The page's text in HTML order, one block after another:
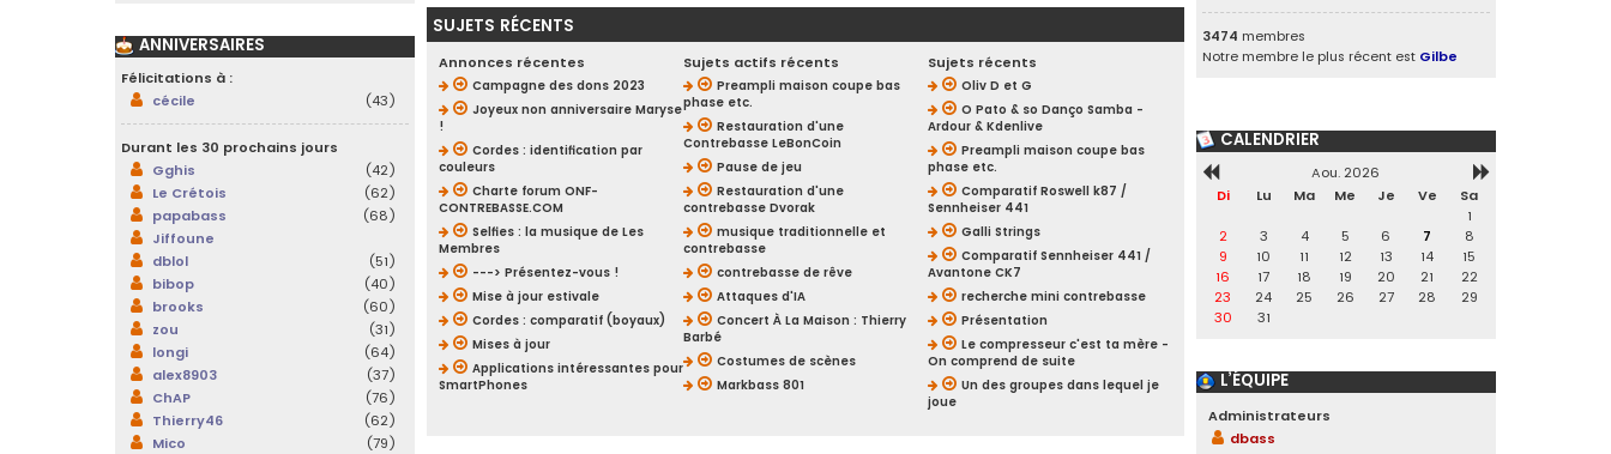
SUJETS RÉCENTS
Annonces récentes Sujets actifs récents Sujets récents
Campagne des dons 2023
Joyeux non anniversaire Maryse
!
Cordes : identification par
couleurs
Charte forum ONF-
CONTREBASSE.COM
Selfies : la musique de Les
Membres
---> Présentez-vous !
Mise à jour estivale
Cordes : comparatif (boyaux)
Mises à jour
Applications intéressantes pour
SmartPhones
Preampli maison coupe bas
phase etc.
Restauration d'une
Contrebasse LeBonCoin
Pause de jeu
Restauration d'une
contrebasse Dvorak
musique traditionnelle et
contrebasse
contrebasse de rêve
Attaques d'IA
Concert À La Maison : Thierry
Barbé
Costumes de scènes
Markbass 801
Oliv D et G
O Pato & so Danço Samba -
Ardour & Kdenlive
Preampli maison coupe bas
phase etc.
Comparatif Roswell k87 /
Sennheiser 441
Galli Strings
Comparatif Sennheiser 441 /
Avantone CK7
recherche mini contrebasse
Présentation
Le compresseur c'est ta mère -
On comprend de suite
Un des groupes dans lequel je
joue
ANNIVERSAIRES
Félicitations à :
cécile
(43)
Durant les 30 prochains jours
Gghis
(42)
Le Crétois
(62)
papabass
(68)
Jiffoune
dblol
(51)
bibop
(40)
brooks
(60)
zou
(31)
longi
(64)
alex8903
(37)
ChAP
(76)
Thierry46
(62)
Mico
(79)
3474 membres
Notre membre le plus récent est Gilbe
CALENDRIER
Aou. 2026
Di
Lu Ma Me Je Ve
Sa
1
2
3 4 5 6 7
8
9
10 11 12 13 14
15
16
17 18 19 20 21
22
23
24 25 26 27 28
29
30
31
L’ÉQUIPE
Administrateurs
dbass